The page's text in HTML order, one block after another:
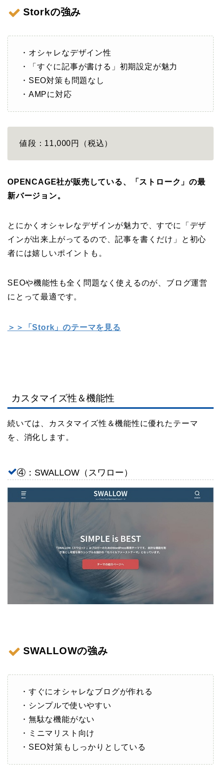
Storkの強み
・オシャレなデザイン性
・「すぐに記事が書ける」初期設定が魅力
・SEO対策も問題なし
・AMPに対応
値段：11,000円（税込）
OPENCAGE社が販売している、「ストローク」の最
新バージョン。
とにかくオシャレなデザインが魅力で、すでに「デザ
インが出来上がってるので、記事を書くだけ」と初心
者には嬉しいポイントも。
SEOや機能性も全く問題なく使えるのが、ブログ運営
にとって最適です。
＞＞「Stork」のテーマを見る
カスタマイズ性＆機能性
続いては、カスタマイズ性＆機能性に優れたテーマ
を、消化します。
④：SWALLOW（スワロー）
SWALLOWの強み
・すぐにオシャレなブログが作れる
・シンプルで使いやすい
・無駄な機能がない
・ミニマリスト向け
・SEO対策もしっかりとしている